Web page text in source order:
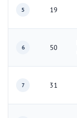
5 19
6 50
7 31